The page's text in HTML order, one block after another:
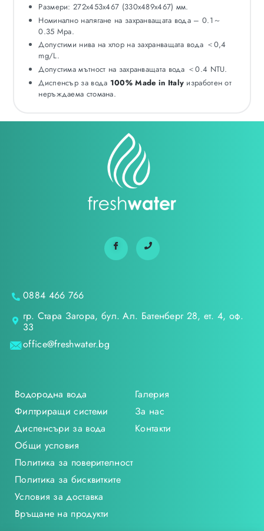
Размери: 272x453x467 (330x489x467) мм.
Номинално налягане на захранващата вода – 0.1～
0.35 Mpa.
Допустими нива на хлор на захранващата вода ＜0,4
mg/L.
Допустима мътност на захранващата вода ＜0.4 NTU.
Диспенсър за вода 100% Made in Italy изработен от
неръждаема стомана.
0884 466 766
гр. Стара Загора, бул. Ал. Батенберг 28, ет. 4, оф.
33
office@freshwater.bg
Водородна вода
Филтриращи системи
Диспенсъри за вода
Галерия
За нас
Контакти
Общи условия
Политика за поверителност
Политика за бисквитките
Условия за доставка
Връщане на продукти